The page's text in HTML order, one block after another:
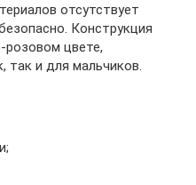
отсутствует
Конструкция
цвете,
так и для мальчиков.